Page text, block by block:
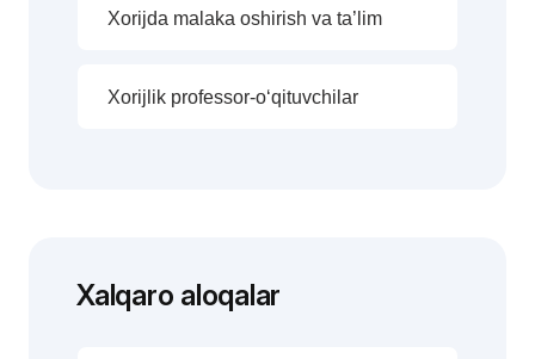
Xorijda malaka oshirish va ta’lim
Xorijlik professor-o‘qituvchilar
Xalqaro aloqalar